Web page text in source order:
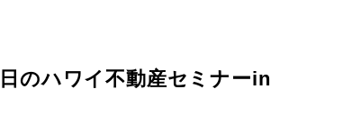
のハワイ不動産セミナーin